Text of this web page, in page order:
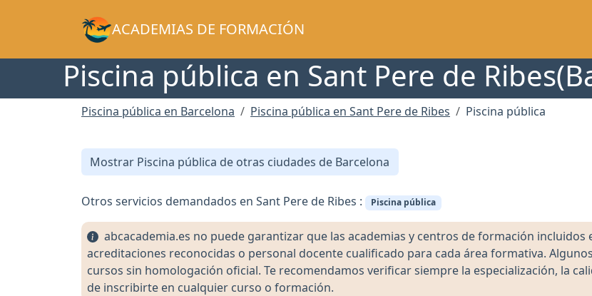
ACADEMIAS DE FORMACIÓN
Piscina pública en Sant Pere de
Piscina pública en Barcelona Piscina pública en Sant Pere de Ribes Piscina pública
Mostrar Piscina pública de otras ciudades de Barcelona
Otros servicios demandados en Sant Pere de Ribes : Piscina pública
abcacademia.es no puede garantizar que las academias y centros de formación
acreditaciones reconocidas o personal docente cualificado para cada área formativa.
cursos sin homologación oficial. Te recomendamos verificar siempre la especialización, la
de inscribirte en cualquier curso o formación.